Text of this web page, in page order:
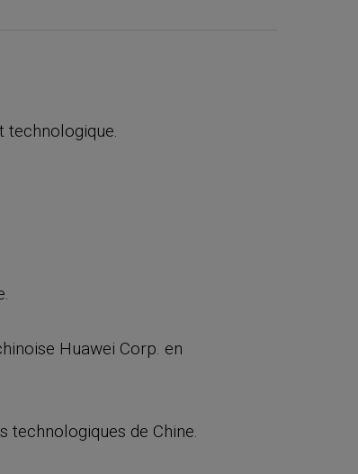
technologique.
Huawei Corp. en
technologiques de Chine.